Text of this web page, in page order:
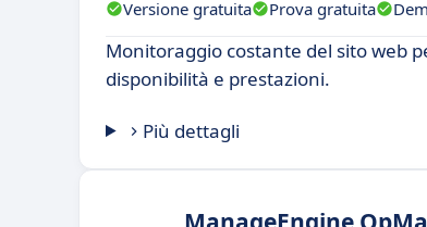
Versione gratuita Prova gratuita
Monitoraggio costante del sito web
disponibilità e prestazioni.
Più dettagli